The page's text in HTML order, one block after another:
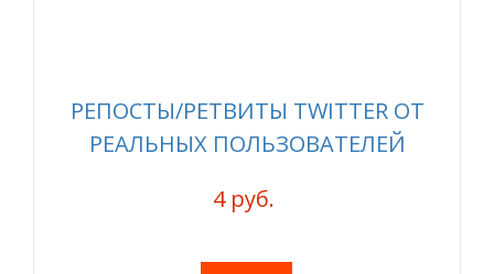
РЕПОСТЫ/РЕТВИТЫ TWITTER ОТ
РЕАЛЬНЫХ ПОЛЬЗОВАТЕЛЕЙ
4 руб.